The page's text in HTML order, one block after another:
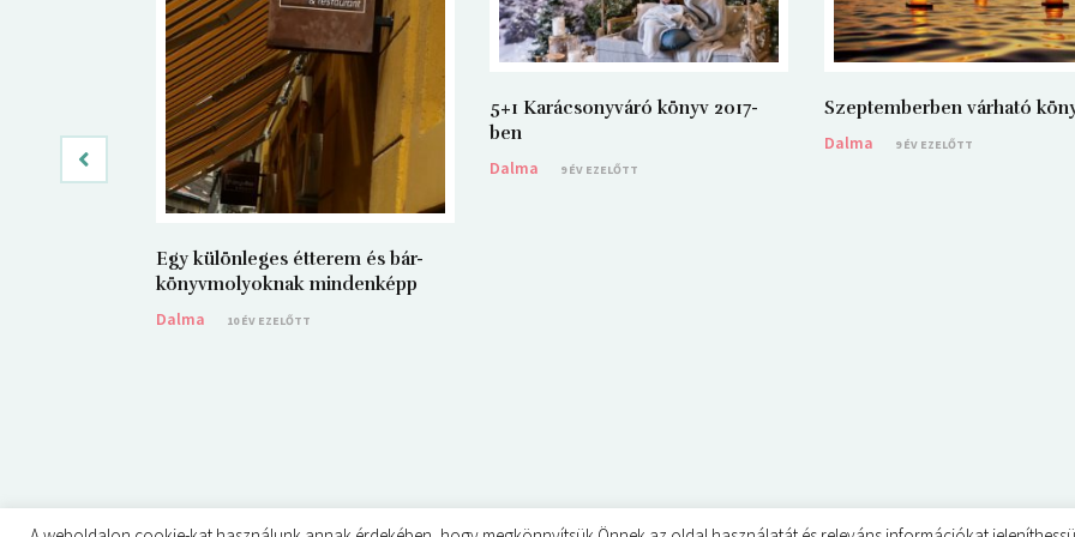
Egy különleges étterem és bár-
könyvmolyoknak mindenképp
Dalma
10 ÉV EZELŐTT
5+1 Karácsonyváró könyv 2017-
ben
Dalma
9 ÉV EZELŐTT
Szeptemberben várható
Dalma
9 ÉV EZELŐTT